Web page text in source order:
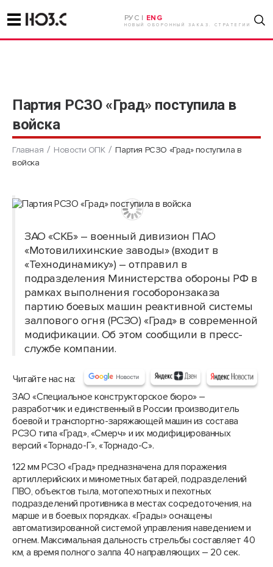
РУС | ENG
НОВЫЙ ОБОРОННЫЙ ЗАКАЗ. СТРАТЕГИИ
Партия РСЗО «Град» поступила в
войска
Главная Новости ОПК
Партия РСЗО «Град» поступила в
войска
ЗАО «СКБ» – военный дивизион ПАО
«Мотовилихинские заводы» (входит в
«Технодинамику») – отправил в
подразделения Министерства обороны РФ в
рамках выполнения гособоронзаказа
партию боевых машин реактивной системы
залпового огня (РСЗО) «Град» в современной
модификации. Об этом сообщили в пресс-
службе компании.
Читайте нас на:
ЗАО «Специальное конструкторское бюро» –
разработчик и единственный в России производитель
боевой и транспортно-заряжающей машин из состава
РСЗО типа «Град», «Смерч» и их модифицированных
версий «Торнадо-Г», «Торнадо-С».
122 мм РСЗО «Град» предназначена для поражения
артиллерийских и минометных батарей, подразделений
ПВО, объектов тыла, мотопехотных и пехотных
подразделений противника в местах сосредоточения, на
марше и в боевых порядках. «Грады» оснащены
автоматизированной системой управления наведением и
огнем. Максимальная дальность стрельбы составляет 40
км, а время полного залпа 40 направляющих – 20 сек.